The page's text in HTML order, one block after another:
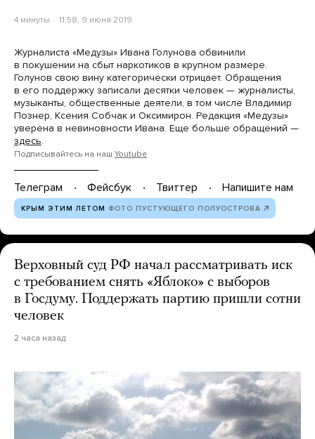
4 минуты 11:58, 9 июня 2019
Журналиста «Медузы» Ивана Голунова обвинили
в покушении на сбыт наркотиков в крупном размере.
Голунов свою вину категорически отрицает. Обращения
в его поддержку записали десятки человек — журналисты,
музыканты, общественные деятели, в том числе Владимир
Познер, Ксения Собчак и Оксимирон. Редакция «Медузы»
уверена в невиновности Ивана. Еще больше обращений —
здесь.
Подписывайтесь на наш Youtube
Телеграм Фейсбук Твиттер Напишите нам
КРЫМ ЭТИМ ЛЕТОМ ФОТО ПУСТУЮЩЕГО ПОЛУОСТРОВА
Верховный суд РФ начал рассматривать иск
с требованием снять «Яблоко» с выборов
в Госдуму. Поддержать партию пришли сотни
человек
2 часа назад